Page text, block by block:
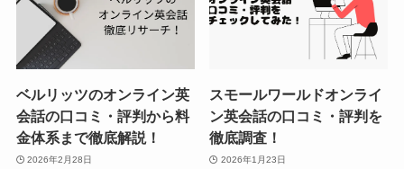
ベルリッツのオンライン英
会話の口コミ・評判から料
金体系まで徹底解説！
2026年2月28日
スモールワールドオンライ
ン英会話の口コミ・評判を
徹底調査！
2026年1月23日